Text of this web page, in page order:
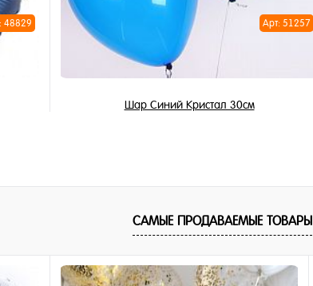
48829 Арт: 51257
Шар Синий Кристал 30см
В избранное
В наличии
САМЫЕ ПРОДАВАЕМЫЕ ТОВАРЫ